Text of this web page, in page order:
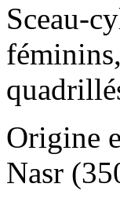
Sceau-
Origine
Nasr